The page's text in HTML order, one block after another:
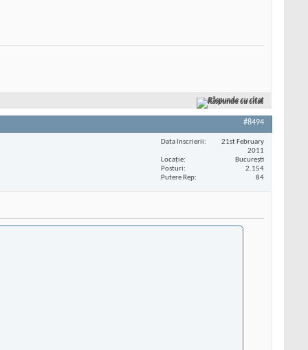
Răspunde cu citat
#8494
Data înscrierii
21st February
2011
Locaţie
București
Posturi
2.154
Putere Rep
84